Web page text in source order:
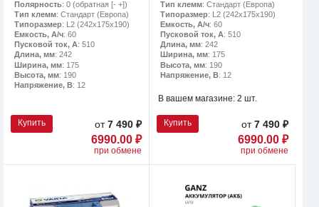
Полярность: 0 (обратная [- +])
Тип клемм: Стандарт (Европа)
Типоразмер: L2 (242х175х190)
Емкость, А/ч: 60
Пусковой ток, А: 510
Длина, мм: 242
Ширина, мм: 175
Высота, мм: 190
Напряжение, В: 12
Купить от7 490 ₽
6990.00 ₽
при обмене
Тип клемм: Стандарт (Европа)
Типоразмер: L2 (242х175х190)
Емкость, А/ч: 60
Пусковой ток, А: 510
Длина, мм: 242
Ширина, мм: 175
Высота, мм: 190
Напряжение, В: 12
В вашем магазине: 2 шт.
Купить от7 490 ₽
6990.00 ₽
при обмене